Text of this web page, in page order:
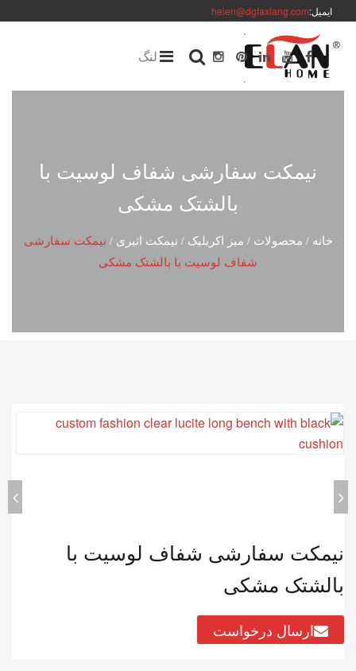
ایمیل:helen@dgfaxiang.com
لنگ
نیمکت سفارشی شفاف لوسیت با
بالشتک مشکی
خانه / محصولات / میز اکریلیک / نیمکت اثیری / نیمکت سفارشی
شفاف لوسیت با بالشتک مشکی
نیمکت سفارشی شفاف لوسیت با
بالشتک مشکی
ارسال درخواست